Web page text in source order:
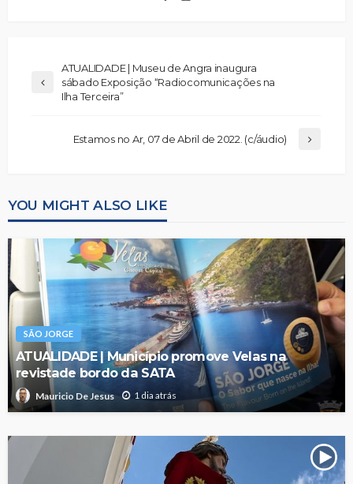
ATUALIDADE | Museu de Angra inaugura
sábado Exposição “Radiocomunicações na
Ilha Terceira”
Estamos no Ar, 07 de Abril de 2022. (c/áudio)
YOU MIGHT ALSO LIKE
SÃO JORGE
ATUALIDADE | Município promove Velas na
revistade bordo da SATA
Mauricio De Jesus 1 dia atrás